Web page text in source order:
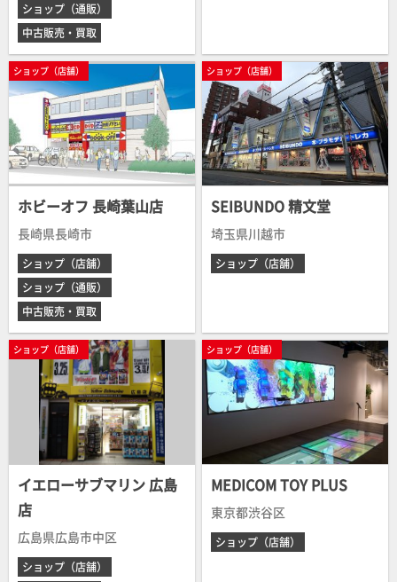
ショップ（通販）
中古販売・買取
ショップ（店舗）
ホビーオフ 長崎葉山店
長崎県長崎市
ショップ（店舗）
ショップ（通販）
中古販売・買取
ショップ（店舗）
SEIBUNDO 精文堂
埼玉県川越市
ショップ（店舗）
ショップ（店舗）
イエローサブマリン 広島
店
広島県広島市中区
ショップ（店舗）
ショップ（店舗）
MEDICOM TOY PLUS
東京都渋谷区
ショップ（店舗）